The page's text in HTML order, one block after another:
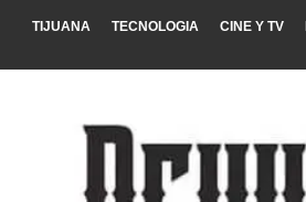
TIJUANA TECNOLOGIA CINE Y TV